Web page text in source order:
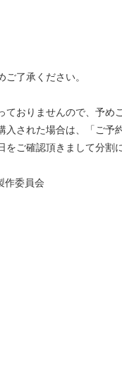
了承ください。
おりませんので、予め
された場合は、「ご予
ご確認頂きまして分割
作委員会